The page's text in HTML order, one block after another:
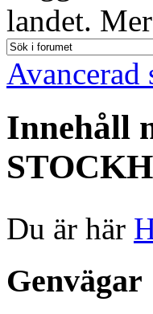
landet. Mer
Avancerad
Innehåll
Du är här
Genvägar